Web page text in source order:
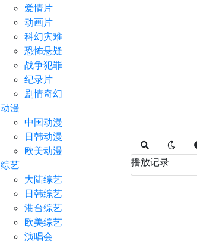
爱情片
动画片
科幻灾难
恐怖悬疑
战争犯罪
纪录片
剧情奇幻
动漫
中国动漫
日韩动漫
欧美动漫
综艺
大陆综艺
日韩综艺
港台综艺
欧美综艺
演唱会
播放记录